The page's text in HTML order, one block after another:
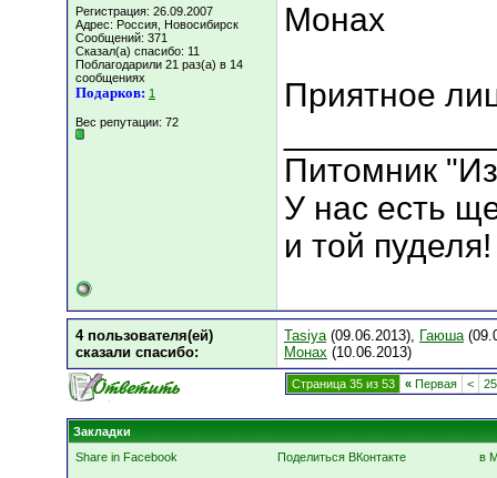
Регистрация: 26.09.2007
Адрес: Россия, Новосибирск
Сообщений: 371
Сказал(а) спасибо: 11
Поблагодарили 21 раз(а) в 14
сообщениях
Подарков: 1
Вес репутации: 72
Монах
Приятное
Питомник
У нас есть
и той пуделя!
4 пользователя(ей)
сказали cпасибо:
Tasiya(09.06.2013), Гаюша
Монах (10.06.2013)
Страница 35 из 53 « Первая < 25
Закладки
Share in Facebook
Поделиться ВКонтакте
в